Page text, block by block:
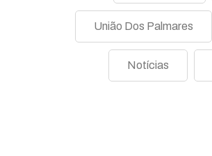
União Dos Palmares
Notícias